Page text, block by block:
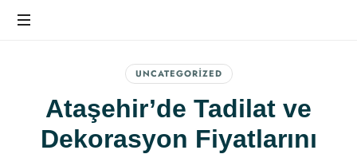
Hissedin
UNCATEGORIZED
Ataşehir’de Tadilat ve
Dekorasyon Fiyatlarını